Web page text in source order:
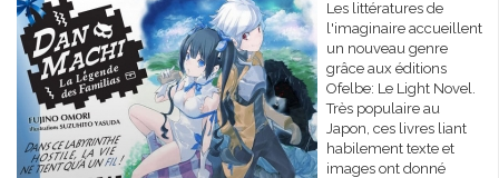
Les littératures de
l'imaginaire accueillent
un nouveau genre
grâce aux éditions
Ofelbe: Le Light Novel.
Très populaire au
Japon, ces livres liant
habilement texte et
images ont donné